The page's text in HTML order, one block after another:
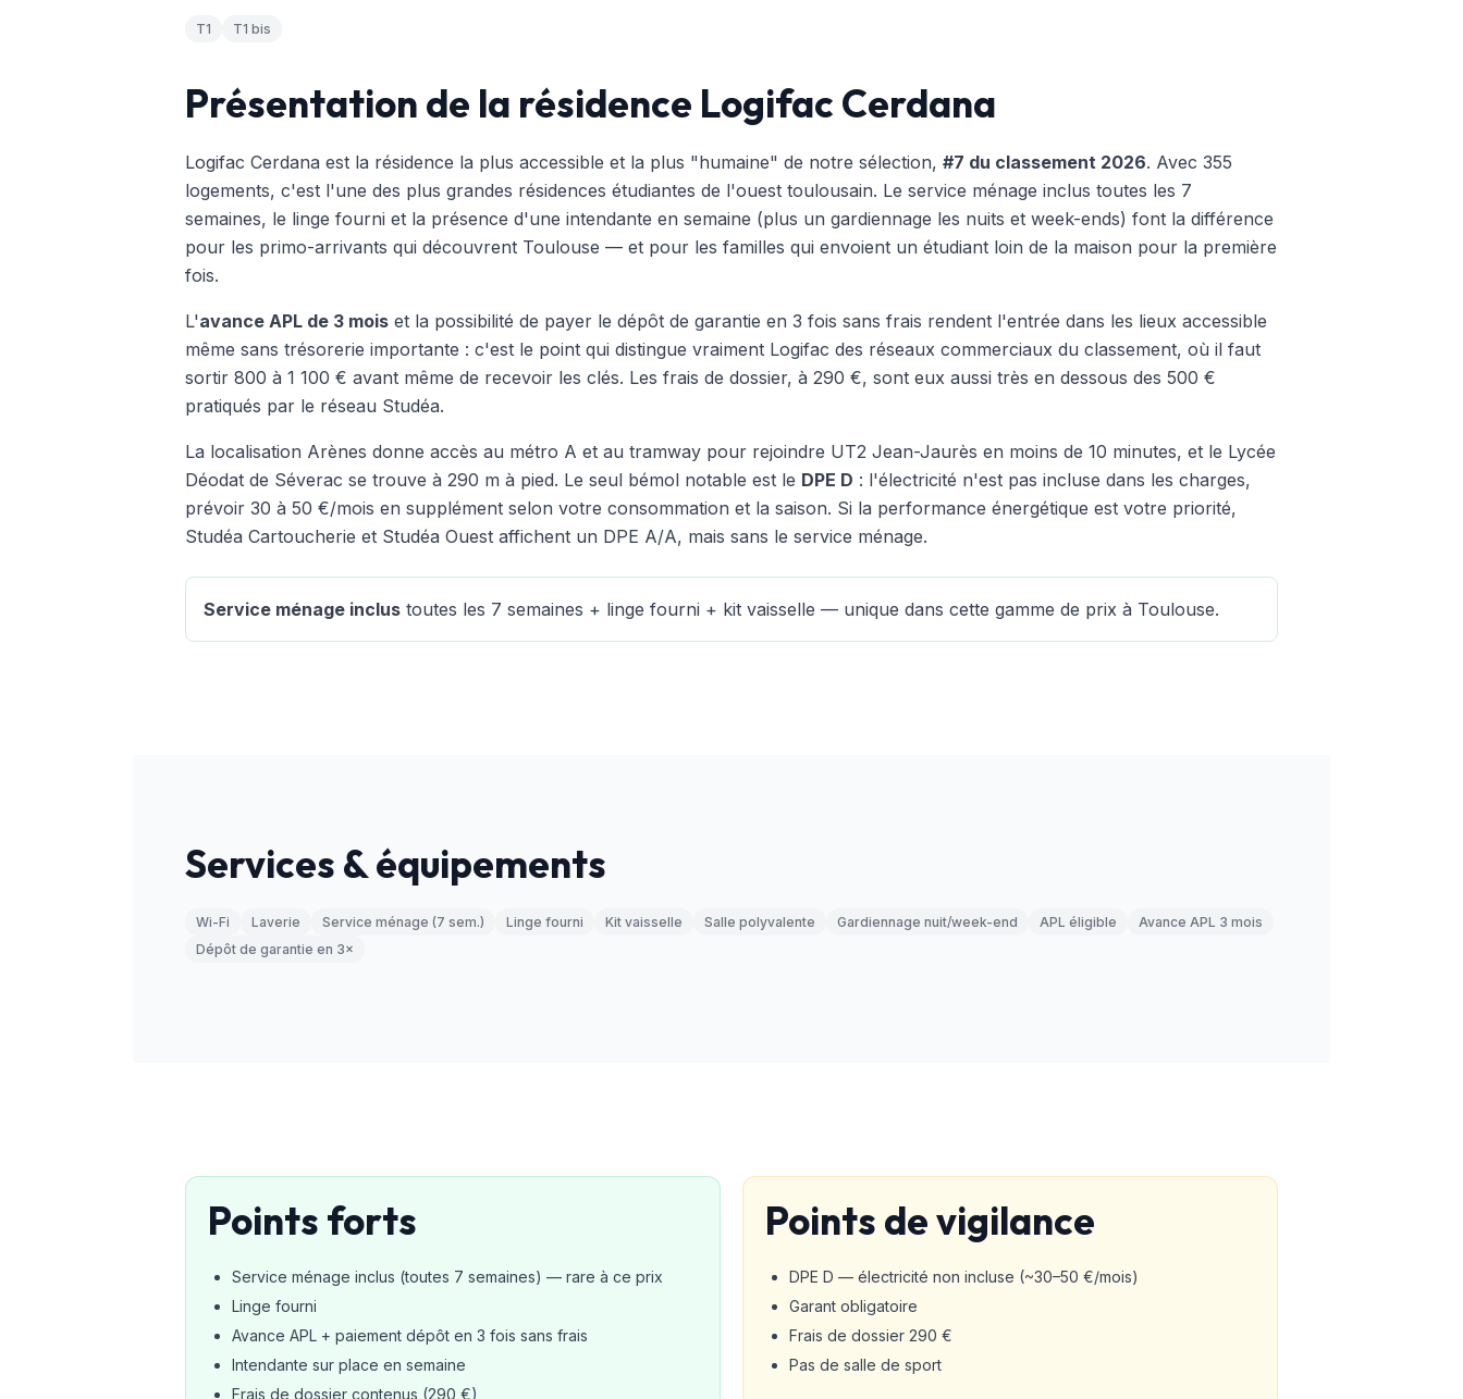
T1 T1 bis
Présentation de la résidence Logifac Cerdana
Logifac Cerdana est la résidence la plus accessible et la plus "humaine" de notre sélection, #7 du classement 2026. Avec 355
logements, c'est l'une des plus grandes résidences étudiantes de l'ouest toulousain. Le service ménage inclus toutes les 7
semaines, le linge fourni et la présence d'une intendante en semaine (plus un gardiennage les nuits et week-ends) font la différence
pour les primo-arrivants qui découvrent Toulouse — et pour les familles qui envoient un étudiant loin de la maison pour la première
fois.
L'avance APL de 3 mois et la possibilité de payer le dépôt de garantie en 3 fois sans frais rendent l'entrée dans les lieux accessible
même sans trésorerie importante : c'est le point qui distingue vraiment Logifac des réseaux commerciaux du classement, où il faut
sortir 800 à 1 100 € avant même de recevoir les clés. Les frais de dossier, à 290 €, sont eux aussi très en dessous des 500 €
pratiqués par le réseau Studéa.
La localisation Arènes donne accès au métro A et au tramway pour rejoindre UT2 Jean-Jaurès en moins de 10 minutes, et le Lycée
Déodat de Séverac se trouve à 290 m à pied. Le seul bémol notable est le DPE D : l'électricité n'est pas incluse dans les charges,
prévoir 30 à 50 €/mois en supplément selon votre consommation et la saison. Si la performance énergétique est votre priorité,
Studéa Cartoucherie et Studéa Ouest affichent un DPE A/A, mais sans le service ménage.
Service ménage inclus toutes les 7 semaines + linge fourni + kit vaisselle — unique dans cette gamme de prix à Toulouse.
Services & équipements
Wi-Fi Laverie Service ménage (7 sem.) Linge fourni Kit vaisselle Salle polyvalente Gardiennage nuit/week-end APL éligible
Avance APL 3 mois
Dépôt de garantie en 3×
Points forts
Service ménage inclus (toutes 7 semaines) — rare à ce prix
Linge fourni
Avance APL + paiement dépôt en 3 fois sans frais
Intendante sur place en semaine
Frais de dossier contenus (290 €)
Points de vigilance
DPE D — électricité non incluse (~30–50 €/mois)
Garant obligatoire
Frais de dossier 290 €
Pas de salle de sport